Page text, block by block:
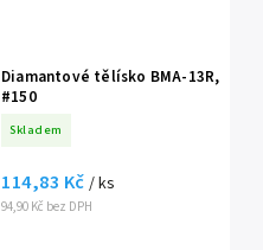
Diamantové tělísko BMA-13R,
#150
Skladem
94,90 Kč bez DPH
114,83 Kč / ks